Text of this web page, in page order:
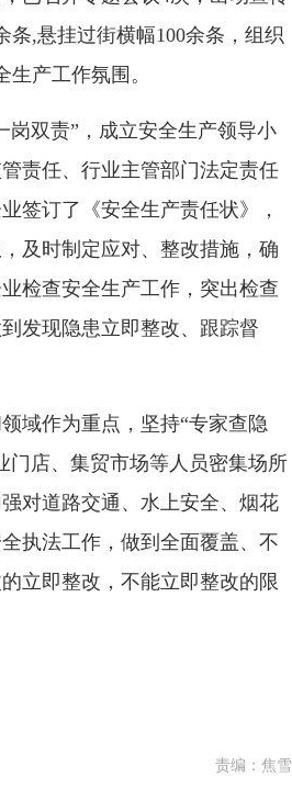
条,悬挂过街横幅100余条，组织
产工作氛围。
岗双责”，成立安全生产领导小
责任、行业主管部门法定责任
签订了《安全生产责任状》，
及时制定应对、整改措施，确
检查安全生产工作，突出检查
发现隐患立即整改、跟踪督
域作为重点，坚持“专家查隐
门店、集贸市场等人员密集场所
对道路交通、水上安全、烟花
执法工作，做到全面覆盖、不
立即整改，不能立即整改的限
责编：焦雪